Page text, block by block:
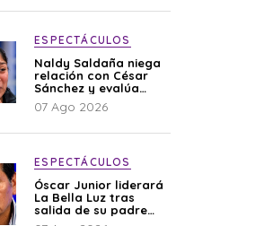
ESPECTÁCULOS
Naldy Saldaña niega
relación con César
Sánchez y evalúa
denunciar a su
esposa: “Es una
07 Ago 2026
ESPECTÁCULOS
Óscar Junior liderará
La Bella Luz tras
salida de su padre
por polémica con